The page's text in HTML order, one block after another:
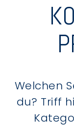
Welchen
du? Triff